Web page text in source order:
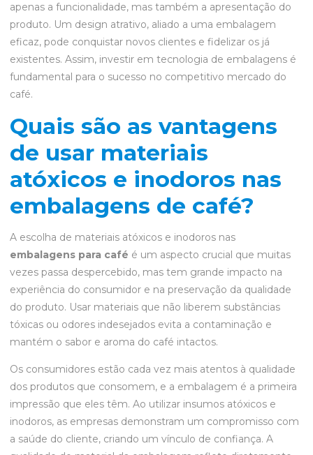
apenas a funcionalidade, mas também a apresentação do
produto. Um design atrativo, aliado a uma embalagem
eficaz, pode conquistar novos clientes e fidelizar os já
existentes. Assim, investir em tecnologia de embalagens é
fundamental para o sucesso no competitivo mercado do
café.
Quais são as vantagens
de usar materiais
atóxicos e inodoros nas
embalagens de café?
A escolha de materiais atóxicos e inodoros nas
embalagens para café é um aspecto crucial que muitas
vezes passa despercebido, mas tem grande impacto na
experiência do consumidor e na preservação da qualidade
do produto. Usar materiais que não liberem substâncias
tóxicas ou odores indesejados evita a contaminação e
mantém o sabor e aroma do café intactos.
Os consumidores estão cada vez mais atentos à qualidade
dos produtos que consomem, e a embalagem é a primeira
impressão que eles têm. Ao utilizar insumos atóxicos e
inodoros, as empresas demonstram um compromisso com
a saúde do cliente, criando um vínculo de confiança. A